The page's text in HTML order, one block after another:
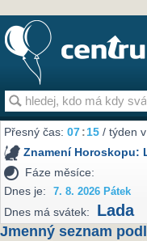
Přesný čas:07:15 / týden
Znamení Horoskopu:
Fáze měsíce:
Dnes je:
7. 8. 2026 Pátek
Dnes má svátek: Lada
Jmenný seznam